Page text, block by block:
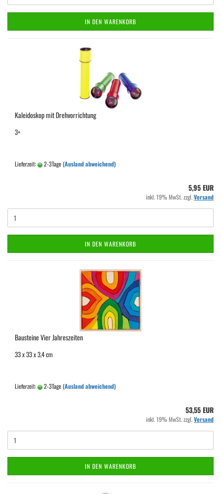
IN DEN WARENKORB
Kaleidoskop mit Drehvorrichtung
3+
Lieferzeit: 2-3Tage(Ausland abweichend)
5,95 EUR
inkl. 19% MwSt. zzgl.Versand
IN DEN WARENKORB
Bausteine Vier Jahreszeiten
33 x 33 x 3,4 cm
Lieferzeit: 2-3Tage(Ausland abweichend)
53,55 EUR
inkl. 19% MwSt. zzgl.Versand
IN DEN WARENKORB